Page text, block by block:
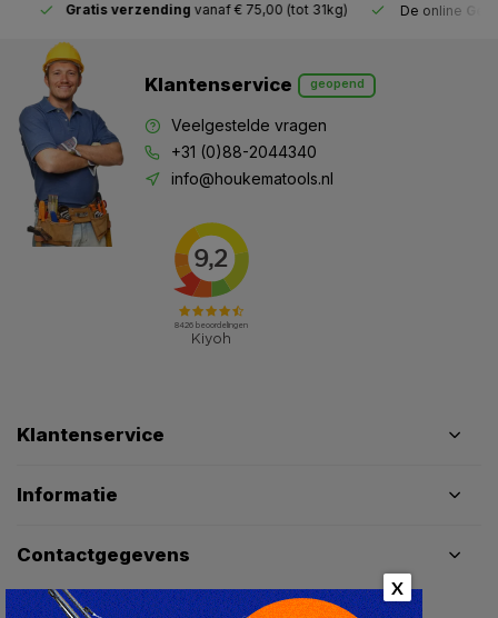
Gratis verzendingvanaf € 75,00 (tot 31kg) De online
Klantenservice geopend
Veelgestelde vragen
+31 (0)88-2044340
info@houkematools.nl
Klantenservice
Informatie
Contactgegevens
X